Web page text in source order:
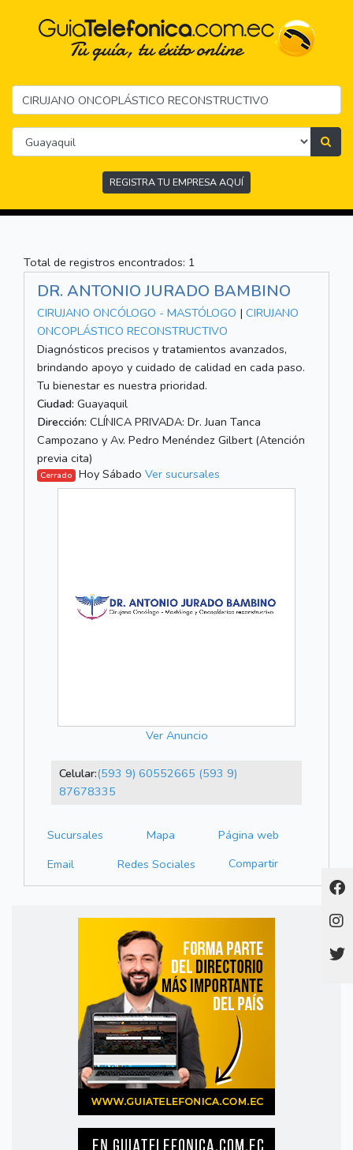
REGISTRA TU EMPRESA AQUÍ
Total de registros encontrados: 1
DR. ANTONIO JURADO BAMBINO
CIRUJANO ONCÓLOGO - MASTÓLOGO | CIRUJANO
ONCOPLÁSTICO RECONSTRUCTIVO
Diagnósticos precisos y tratamientos avanzados,
brindando apoyo y cuidado de calidad en cada paso.
Tu bienestar es nuestra prioridad.
Ciudad: Guayaquil
Dirección: CLÍNICA PRIVADA: Dr. Juan Tanca
Campozano y Av. Pedro Menéndez Gilbert (Atención
previa cita)
Cerrado Hoy Sábado Ver sucursales
Ver Anuncio
Celular:(593 9) 60552665 (593 9)
87678335
Sucursales Mapa
Página web
Email
Redes Sociales Compartir